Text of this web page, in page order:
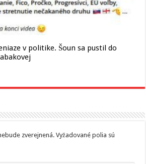
v politike. Šoun sa pustil do
zverejnená. Vyžadované polia sú